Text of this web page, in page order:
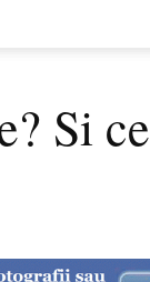
Si ce